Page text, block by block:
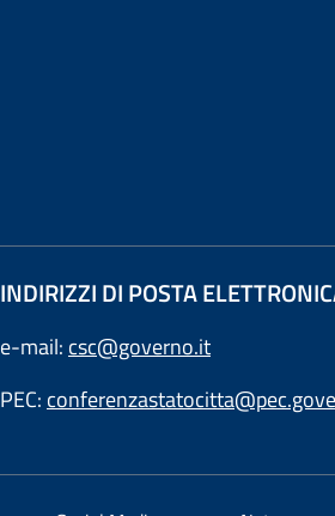
INDIRIZZI DI POSTA
e-mail: csc@governo.it
PEC: